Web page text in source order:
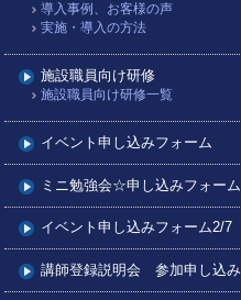
導入事例、お客様の声
実施・導入の方法
施設職員向け研修
施設職員向け研修一覧
イベント申し込みフォーム
ミニ勉強会☆申し込みフォーム
イベント申し込みフォーム2/7
講師登録説明会 参加申し込